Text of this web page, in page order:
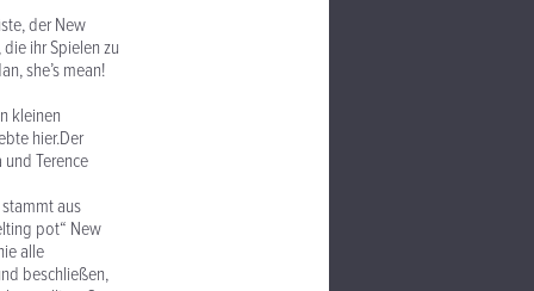
der New
ihr Spielen zu
she’s mean!
kleinen
hier.Der
Terence
aus
pot“ New
alle
beschließen,